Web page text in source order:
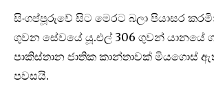
සිංගප්පූරුවේ සිට මෙරට බලා පියාසර
ගුවන සේවයේ යූ.එල් 306 ගුවන් යානයේ
පාකිස්තාන ජාතික කාන්තාවක් මියගොස්
පවසයි.